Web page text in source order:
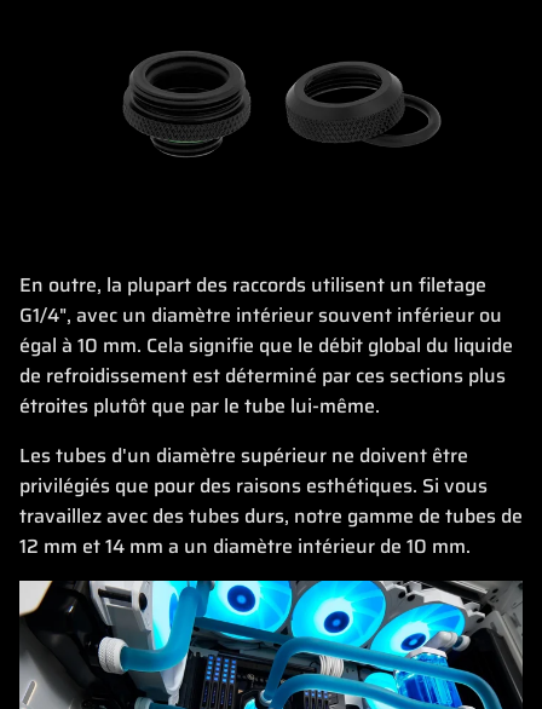
En outre, la plupart des raccords utilisent un filetage
G1/4", avec un diamètre intérieur souvent inférieur ou
égal à 10 mm. Cela signifie que le débit global du liquide
de refroidissement est déterminé par ces sections plus
étroites plutôt que par le tube lui-même.
Les tubes d'un diamètre supérieur ne doivent être
privilégiés que pour des raisons esthétiques. Si vous
travaillez avec des tubes durs, notre gamme de tubes de
12 mm et 14 mm a un diamètre intérieur de 10 mm.